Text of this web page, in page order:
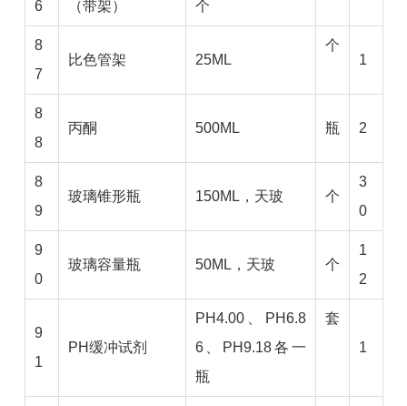
6
（带架）
个
8
7
比色管架 25ML
个
1
8
8
丙酮 500ML 瓶 2
8
9
玻璃锥形瓶 150ML，天玻 个
3
0
9
0
玻璃容量瓶 50ML，天玻 个
1
2
9
1
PH缓冲试剂
PH4.00、PH6.8
6、PH9.18各一
瓶
套
1